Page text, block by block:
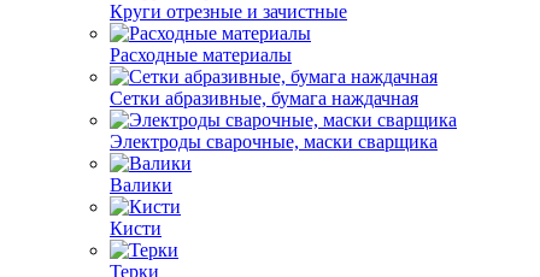
Круги отрезные и зачистные
Расходные материалы
Сетки абразивные, бумага наждачная
Электроды сварочные, маски сварщика
Валики
Кисти
Терки